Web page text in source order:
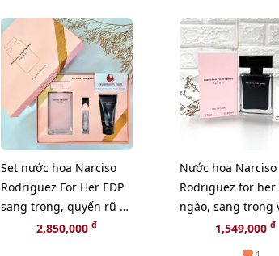
Set nước hoa Narciso
Rodriguez For Her EDP
sang trọng, quyến rũ và
nữ tính (HOT HIT)
2,850,000 đ
Nước hoa Narciso
Rodriguez for
ngào, sang trọng
quyến rũ, EDT -
1,549,000đ